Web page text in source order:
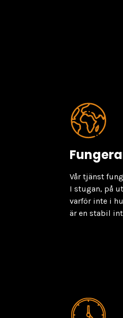
Vår tjänst
I stugan, på
varför inte i
är en stabil